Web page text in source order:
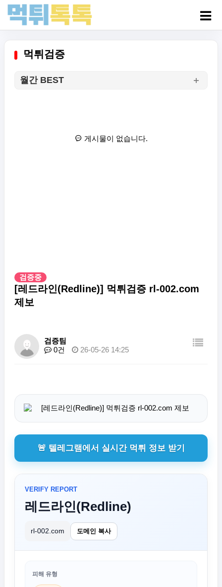
먹튀검증
월간 BEST
게시물이 없습니다.
검증중
[레드라인(Redline)] 먹튀검증 rl-002.com
제보
검증팀
0건
26-05-26 14:25
🚨 텔레그램에서 실시간 먹튀 정보 받기
VERIFY REPORT
레드라인(Redline)
rl-002.com 도메인 복사
피해 유형